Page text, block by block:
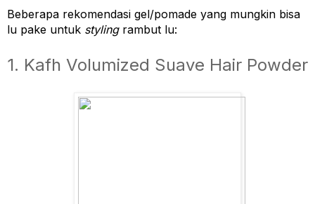
Beberapa rekomendasi gel/pomade yang mungkin bisa
lu pake untuk styling rambut lu:
1. Kafh Volumized Suave Hair Powder